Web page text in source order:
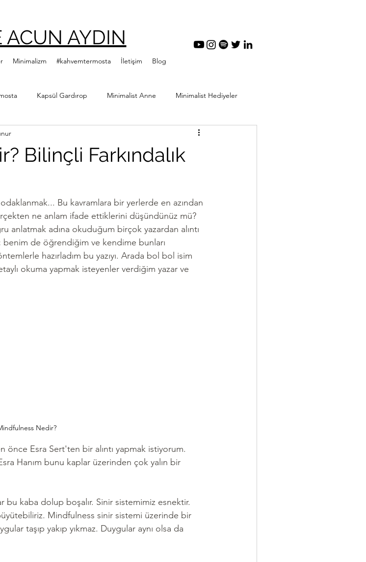
ACUN AYDIN
Minimalizm #kahvemtermosta İletişim Blog
Kapsül Gardırop Minimalist Anne Minimalist Hediyeler
Önerileri
Bilinçli Farkındalık
Bu kavramlara bir yerlerde en azından
ne anlam ifade ettiklerini düşündünüz mü?
anlatmak adına okuduğum birçok yazardan alıntı
de öğrendiğim ve kendime bunları
hazırladım bu yazıyı. Arada bol bol isim
okuma yapmak isteyenler verdiğim yazar ve
Nedir?
önce Esra Sert'ten bir alıntı yapmak istiyorum.
Hanım bunu kaplar üzerinden çok yalın bir
kaba dolup boşalır. Sinir sistemimiz esnektir.
Mindfulness sinir sistemi üzerinde bir
taşıp yakıp yıkmaz. Duygular aynı olsa da